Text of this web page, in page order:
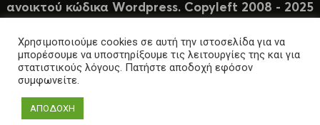
ανοικτού κώδικα Wordpress. Copyleft 2008 - 2025
Χρησιμοποιούμε cookies σε αυτή την ιστοσελίδα για να
μπορέσουμε να υποστηρίξουμε τις λειτουργίες της και για
στατιστικούς λόγους. Πατήστε αποδοχή εφόσον
συμφωνείτε.
ΑΠΟΔΟΧΗ